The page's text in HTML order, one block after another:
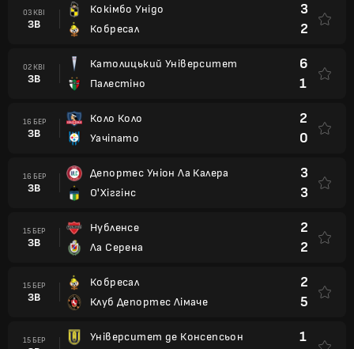
03 КВІ
ЗВ
Кокімбо Унідо
Кобресал
3
2
02 КВІ
ЗВ
Католицький Університет
Палестіно
6
1
16 БЕР
ЗВ
Коло Коло
Уачіпато
2
0
16 БЕР
ЗВ
Депортес Уніон Ла Калера
О'Хіггінс
3
3
15 БЕР
ЗВ
Нубленсе
Ла Серена
2
2
15 БЕР
ЗВ
Кобресал
Клуб Депортес Лімаче
2
5
15 БЕР
Університет де Консепсьон
1